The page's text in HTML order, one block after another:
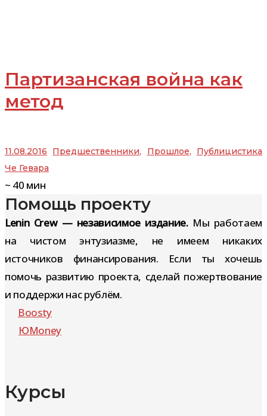
Партизанская война как
метод
11.08.2016 Предшественники, Прошлое, Публицистика
Че Гевара
~ 40 мин
Помощь проекту
Lenin Crew — независимое издание.Мы работаем
на чистом энтузиазме, не имеем никаких
источников финансирования. Если ты хочешь
помочь развитию проекта, сделай пожертвование
и поддержи нас рублём.
Boosty
ЮMoney
Курсы